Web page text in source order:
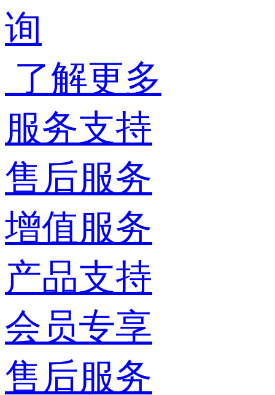
询
了解更多
服务支持
售后服务
增值服务
产品支持
会员专享
售后服务